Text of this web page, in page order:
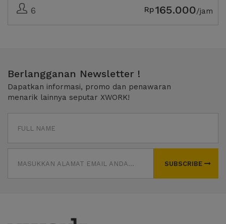
6 Rp165.000/jam
Berlangganan Newsletter !
Dapatkan informasi, promo dan penawaran
menarik lainnya seputar XWORK!
SUBSCRIBE